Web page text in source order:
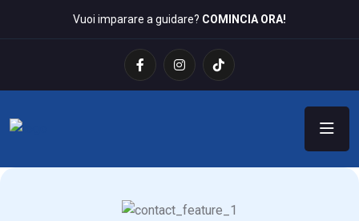
Vuoi imparare a guidare? COMINCIA ORA!